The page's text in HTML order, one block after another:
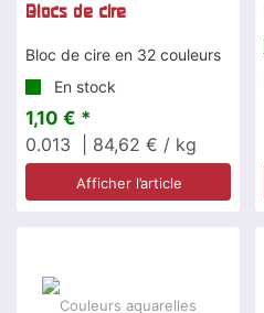
Blocs de cire
Bloc de cire en 32 couleurs
En stock
1,10 € *
0.013
| 84,62 € / kg
Afficher l’article